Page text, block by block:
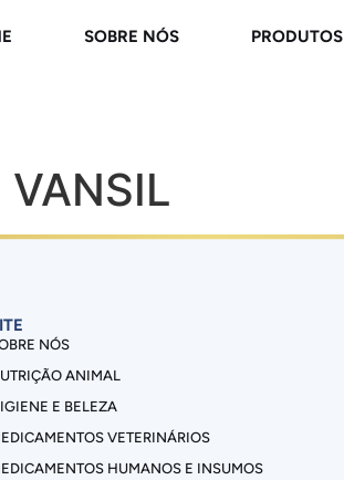
SOBRE NÓS PRODUTOS
NÓS
ANIMAL
E BELEZA
VETERINÁRIOS
HUMANOS E INSUMOS